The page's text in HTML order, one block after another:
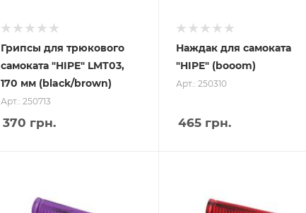
Грипсы для трюкового
самоката "HIPE" LMT03,
170 мм (black/brown)
Арт.: 250713
370 грн.
Наждак для самоката
"HIPE" (booom)
Арт.: 250310
465 грн.